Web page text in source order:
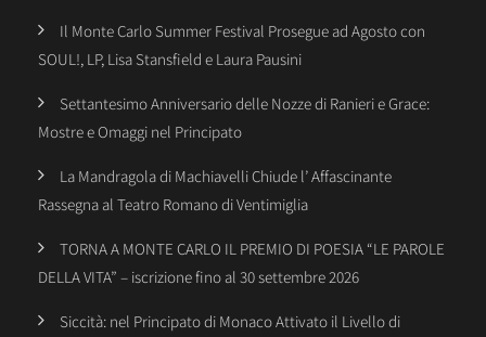
Il Monte Carlo Summer Festival Prosegue ad Agosto con
SOUL!, LP, Lisa Stansfield e Laura Pausini
Settantesimo Anniversario delle Nozze di Ranieri e Grace:
Mostre e Omaggi nel Principato
La Mandragola di Machiavelli Chiude l’ Affascinante
Rassegna al Teatro Romano di Ventimiglia
TORNA A MONTE CARLO IL PREMIO DI POESIA “LE PAROLE
DELLA VITA” – iscrizione fino al 30 settembre 2026
Siccità: nel Principato di Monaco Attivato il Livello di